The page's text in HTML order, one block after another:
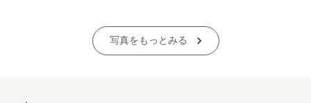
写真をもっとみる